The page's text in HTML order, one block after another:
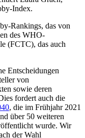
Index.
Rankings, das von
des WHO-
(FCTC), das auch
Entscheidungen
von
sowie deren
fordert auch die
, die im Frühjahr 2021
über 50 weiteren
wurde. Wir
der Wahl